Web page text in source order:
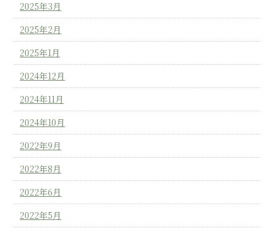
2025年3月
2025年2月
2025年1月
2024年12月
2024年11月
2024年10月
2022年9月
2022年8月
2022年6月
2022年5月